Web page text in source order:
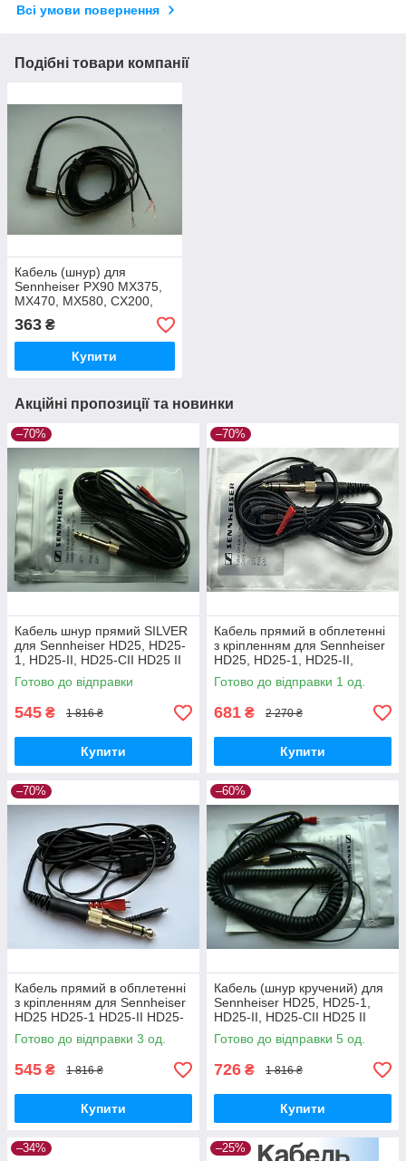
Всі умови повернення
Подібні товари компанії
Кабель (шнур) для
Sennheiser PX90 MX375,
MX470, MX580, CX200,
CX180, CX215, CX280,
CX299, CX300, CX400,
CX500
363 ₴
Купити
Акційні пропозиції та новинки
–70%
Кабель шнур прямий SILVER
для Sennheiser HD25, HD25-
1, HD25-II, HD25-CII HD25 II
Steel Cable straight cable
Готово до відправки
545 ₴ 1 816 ₴
Купити
–70%
Кабель прямий в обплетенні
з кріпленням для Sennheiser
HD25, HD25-1, HD25-II,
HD25-CII HD25 II
Готово до відправки 1 од.
681 ₴ 2 270 ₴
Купити
–70%
Кабель прямий в обплетенні
з кріпленням для Sennheiser
HD25 HD25-1 HD25-II HD25-
CII HD25 II
Готово до відправки 3 од.
545 ₴ 1 816 ₴
Купити
–60%
Кабель (шнур кручений) для
Sennheiser HD25, HD25-1,
HD25-II, HD25-CII HD25 II
Steel Cable coiled cable
Готово до відправки 5 од.
726 ₴ 1 816 ₴
Купити
–34% –25%